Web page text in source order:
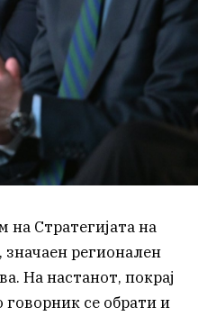
Стратегијата на
значаен регионален
На настанот, покрај
се обрати и